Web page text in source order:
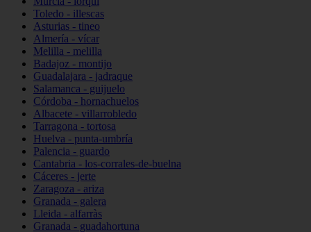
Toledo - illescas
Asturias - tineo
Almería - vícar
Melilla - melilla
Badajoz - montijo
Guadalajara - jadraque
Salamanca - guijuelo
Córdoba - hornachuelos
Albacete - villarrobledo
Tarragona - tortosa
Huelva - punta-umbría
Palencia - guardo
Cantabria - los-corrales-de-buelna
Cáceres - jerte
Zaragoza - ariza
Granada - galera
Lleida - alfarràs
Granada - guadahortuna